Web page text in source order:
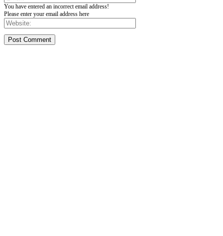
You have entered an incorrect email address!
Please enter your email address here